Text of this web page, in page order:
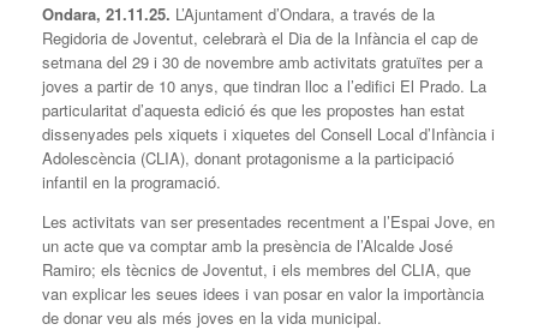
Ondara, 21.11.25. L’Ajuntament d’Ondara, a través de la
Regidoria de Joventut, celebrarà el Dia de la Infància el cap de
setmana del 29 i 30 de novembre amb activitats gratuïtes per a
joves a partir de 10 anys, que tindran lloc a l’edifici El Prado. La
particularitat d’aquesta edició és que les propostes han estat
dissenyades pels xiquets i xiquetes del Consell Local d’Infància i
Adolescència (CLIA), donant protagonisme a la participació
infantil en la programació.
Les activitats van ser presentades recentment a l’Espai Jove, en
un acte que va comptar amb la presència de l’Alcalde José
Ramiro; els tècnics de Joventut, i els membres del CLIA, que
van explicar les seues idees i van posar en valor la importància
de donar veu als més joves en la vida municipal.